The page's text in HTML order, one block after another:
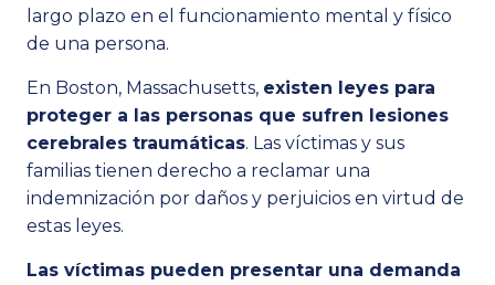
largo plazo en el funcionamiento mental y físico
de una persona.
En Boston, Massachusetts, existen leyes para
proteger a las personas que sufren lesiones
cerebrales traumáticas. Las víctimas y sus
familias tienen derecho a reclamar una
indemnización por daños y perjuicios en virtud de
estas leyes.
Las víctimas pueden presentar una demanda